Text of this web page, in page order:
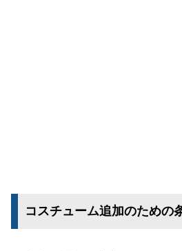
コスチューム追加のための